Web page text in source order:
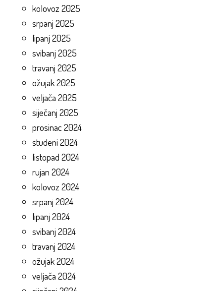
kolovoz 2025
srpanj 2025
lipanj 2025
svibanj 2025
travanj 2025
ožujak 2025
veljača 2025
siječanj 2025
prosinac 2024
studeni 2024
listopad 2024
rujan 2024
kolovoz 2024
srpanj 2024
lipanj 2024
svibanj 2024
travanj 2024
ožujak 2024
veljača 2024